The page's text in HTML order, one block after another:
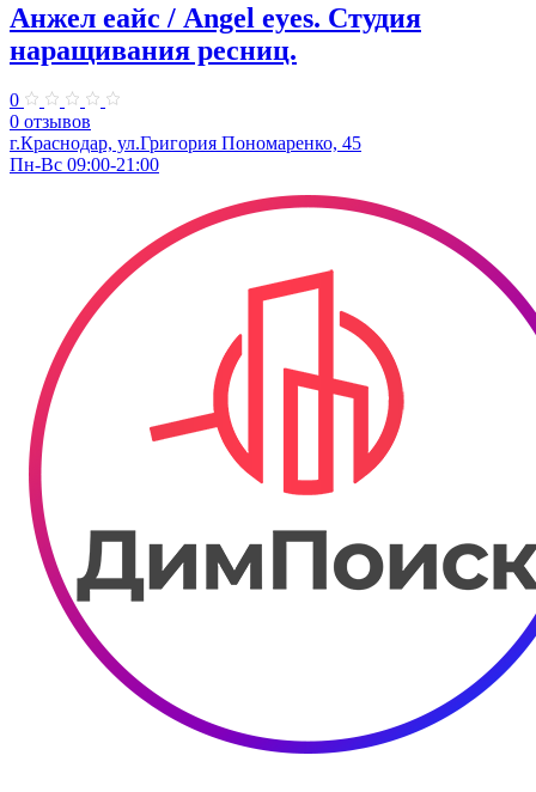
Анжел еайс / Аngel eyes. ​Студия
наращивания ресниц.
0
0 отзывов
г.Краснодар, ​ул.Григория Пономаренко, 45
Пн-Вс 09:00-21:00